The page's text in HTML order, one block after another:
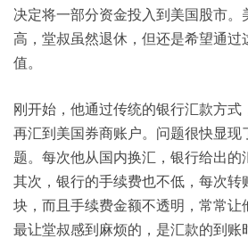
决定将一部分资金投入到美国股市
高，堂叔虽然退休，但还是希望通过
值。
刚开始，他通过传统的银行汇款方式
再汇到美国券商账户。问题很快显现
题。每次他从国内换汇，银行给出的
其次，银行的手续费也不低，每次转
块，而且手续费金额不透明，常常让
最让堂叔感到麻烦的，是汇款的到账